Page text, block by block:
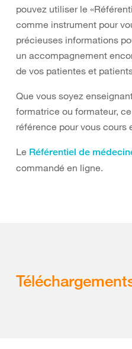
pouvez utiliser le
comme instrument pour
précieuses informations
un accompagnement
de vos patientes et
Que vous soyez
formatrice ou formateur,
référence pour vous cours
Le Référentiel de
commandé en ligne.